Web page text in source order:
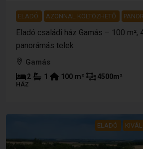
ELADÓ AZONNAL KÖLTÖZHETŐ
Eladó családi ház Gamás – 100 m²,
panorámás telek
Gamás
2 1 100 m² 4500m²
HÁZ
ELADÓ